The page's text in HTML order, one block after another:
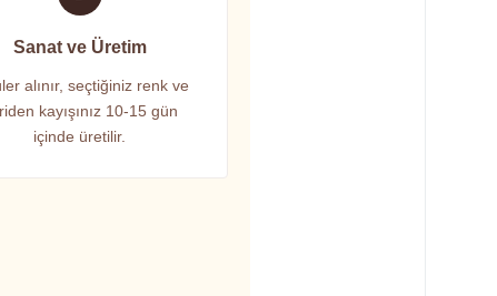
Sanat ve Üretim
alınır, seçtiğiniz renk ve
kayışınız 10-15 gün
içinde üretilir.